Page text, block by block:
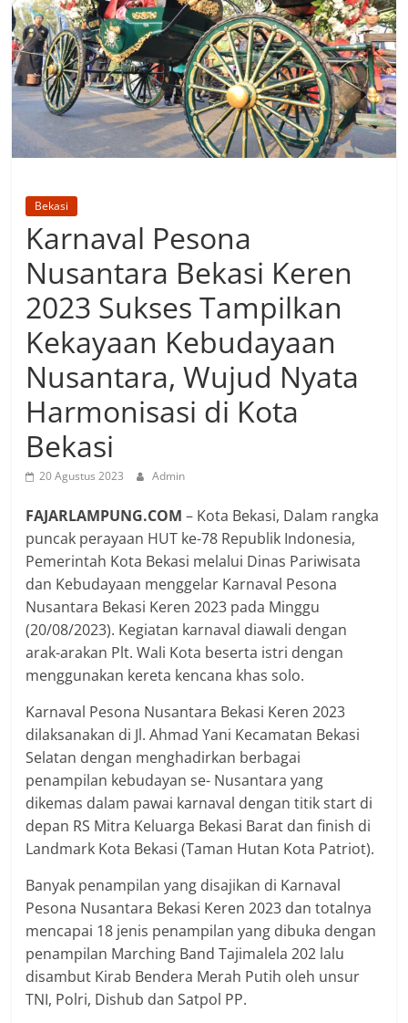
Bekasi
Karnaval Pesona
Nusantara Bekasi Keren
2023 Sukses Tampilkan
Kekayaan Kebudayaan
Nusantara, Wujud Nyata
Harmonisasi di Kota
Bekasi
20 Agustus 2023 Admin
FAJARLAMPUNG.COM – Kota Bekasi, Dalam rangka
puncak perayaan HUT ke-78 Republik Indonesia,
Pemerintah Kota Bekasi melalui Dinas Pariwisata
dan Kebudayaan menggelar Karnaval Pesona
Nusantara Bekasi Keren 2023 pada Minggu
(20/08/2023). Kegiatan karnaval diawali dengan
arak-arakan Plt. Wali Kota beserta istri dengan
menggunakan kereta kencana khas solo.
Karnaval Pesona Nusantara Bekasi Keren 2023
dilaksanakan di Jl. Ahmad Yani Kecamatan Bekasi
Selatan dengan menghadirkan berbagai
penampilan kebudayan se- Nusantara yang
dikemas dalam pawai karnaval dengan titik start di
depan RS Mitra Keluarga Bekasi Barat dan finish di
Landmark Kota Bekasi (Taman Hutan Kota Patriot).
Banyak penampilan yang disajikan di Karnaval
Pesona Nusantara Bekasi Keren 2023 dan totalnya
mencapai 18 jenis penampilan yang dibuka dengan
penampilan Marching Band Tajimalela 202 lalu
disambut Kirab Bendera Merah Putih oleh unsur
TNI, Polri, Dishub dan Satpol PP.